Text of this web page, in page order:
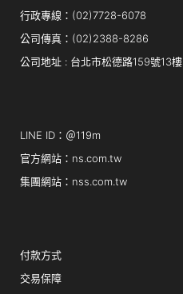
行政專線：(02)7728-6078
公司傳真：(02)2388-8286
公司地址 : 台北市松德路159號13樓
LINE ID：＠119m
官方網站：ns.com.tw
集團網站：nss.com.tw
付款方式
交易保障